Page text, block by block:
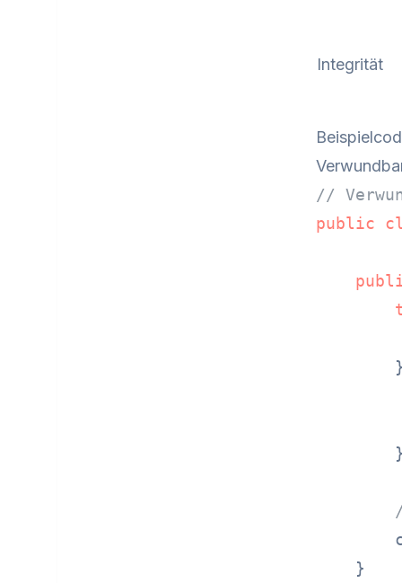
Integrität
//
public
        }
    }